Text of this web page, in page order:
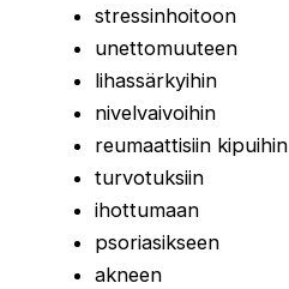
stressinhoitoon
unettomuuteen
lihassärkyihin
nivelvaivoihin
reumaattisiin kipuihin
turvotuksiin
ihottumaan
psoriasikseen
akneen